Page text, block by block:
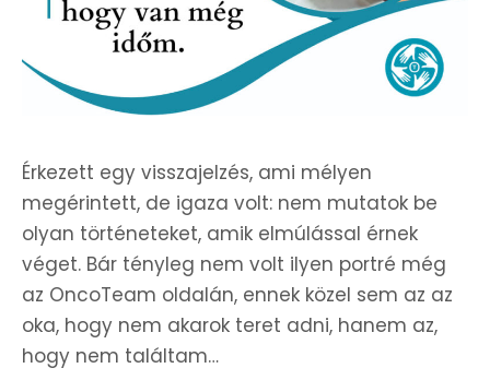
Érkezett egy visszajelzés, ami mélyen
megérintett, de igaza volt: nem mutatok be
olyan történeteket, amik elmúlással érnek
véget. Bár tényleg nem volt ilyen portré még
az OncoTeam oldalán, ennek közel sem az az
oka, hogy nem akarok teret adni, hanem az,
hogy nem találtam…